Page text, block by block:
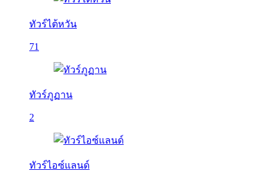
ทัวร์ไต้หวัน
71
ทัวร์ภูฏาน
2
ทัวร์ไอซ์แลนด์